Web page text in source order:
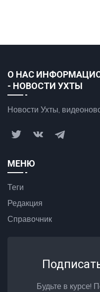
О НАС
- НОВОСТИ УХТЫ
Новости Ухты,
МЕНЮ
Теги
Редакция
Справочник
Будьте в курсе!